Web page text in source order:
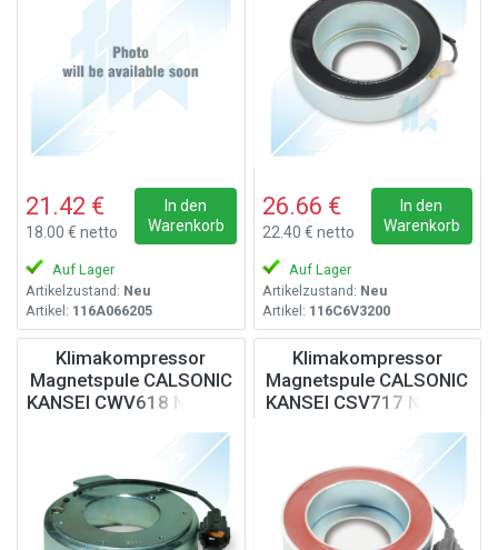
21.42 €
18.00 € netto
In den
Warenkorb
Auf Lager
Artikelzustand: Neu
Artikel: 116A066205
26.66 €
22.40 € netto
In den
Warenkorb
Auf Lager
Artikelzustand: Neu
Artikel: 116C6V3200
Klimakompressor
Magnetspule CALSONIC
KANSEI CWV618 Nissan,
Klimakompressor
Magnetspule CALSONIC
KANSEI CSV717 Nissan,